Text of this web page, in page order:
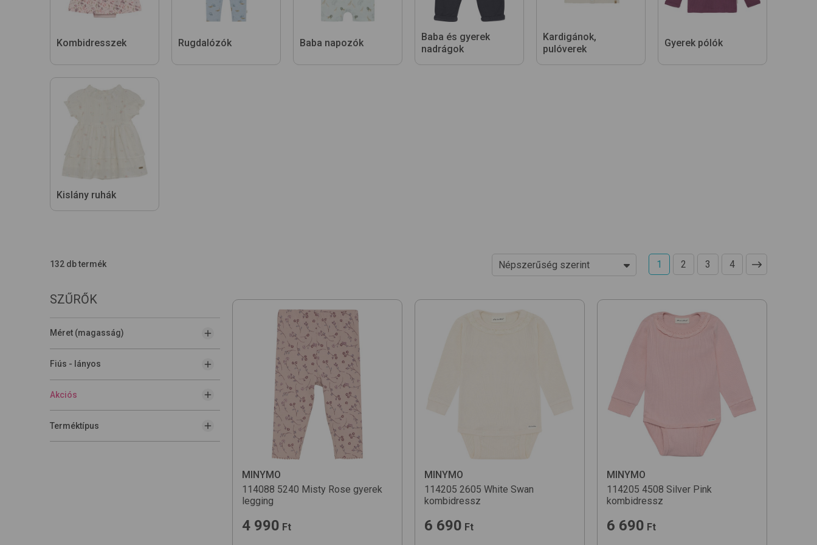
Kombidresszek Rugdalózók Baba napozók
Baba és gyerek
nadrágok
Kardigánok,
pulóverek
Gyerek pólók
Kislány ruhák
132 db termék Népszerűség szerint
Ár szerint csökkenő
1 2 3 4
SZŰRŐK
Méret (magasság)
Fiús - lányos
Akciós
Terméktípus
MINYMO
114088 5240 Misty Rose gyerek
legging
4 990 Ft
MINYMO
114205 2605 White Swan
kombidressz
6 690 Ft
MINYMO
114205 4508 Silver Pink
kombidressz
6 690 Ft